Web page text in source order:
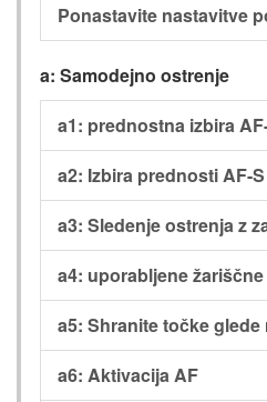
Ponastavite nastavitve
a: Samodejno ostrenje
a1: prednostna izbira
a2: Izbira prednosti AF-S
a3: Sledenje ostrenja z
a4: uporabljene
a5: Shranite točke
a6: Aktivacija AF